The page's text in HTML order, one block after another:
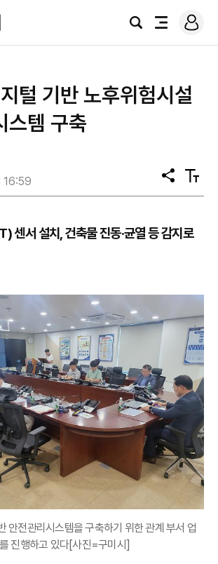
검
전
로
그
털 기반 노후위험시설
스템 구축
16:59
공
유
텍
스
기
센서 설치, 건축물 진동·균열 등 감지로
안전관리시스템을 구축하기 위한 관계 부서 업
진행하고 있다[사진=구미시]